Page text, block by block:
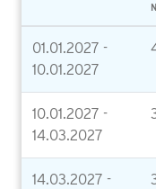
01.01.2027 -
10.01.2027
10.01.2027 -
14.03.2027
14.03.2027 -